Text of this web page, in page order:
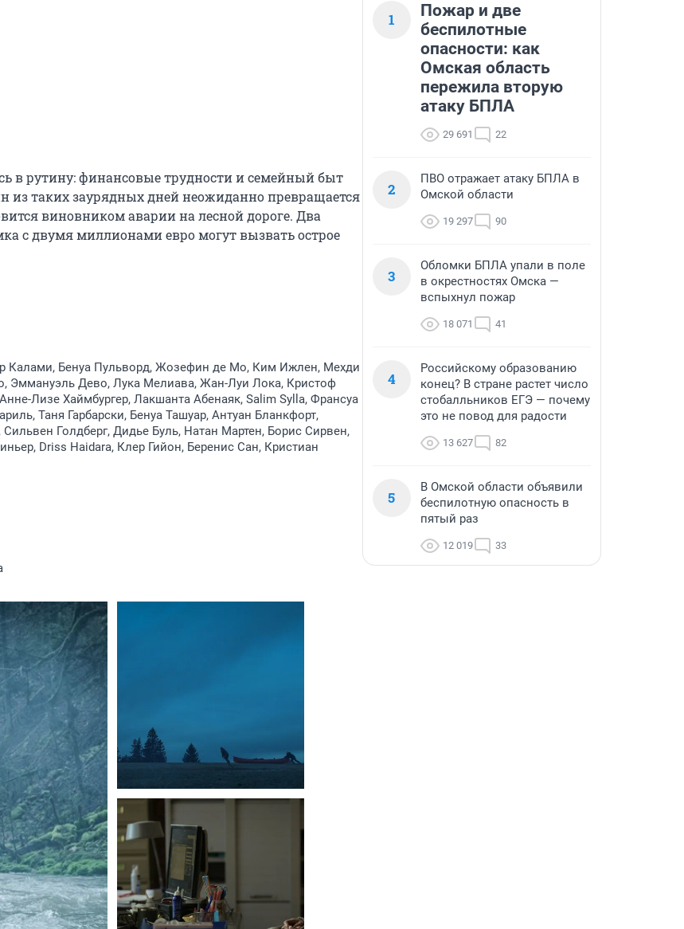
в рутину: финансовые трудности и семейный быт
из таких заурядных дней неожиданно превращается
виновником аварии на лесной дороге. Два
с двумя миллионами евро могут вызвать острое
Калами, Бенуа Пульворд, Жозефин де Мо, Ким Ижлен, Мехди
Эммануэль Дево, Лука Мелиава, Жан-Луи Лока, Кристоф
Лизе Хаймбургер, Лакшанта Абенаяк, Salim Sylla, Франсуа
Таня Гарбарски, Бенуа Ташуар, Антуан Бланкфорт,
Голдберг, Дидье Буль, Натан Мартен, Борис Сирвен,
Driss Haidara, Клер Гийон, Беренис Сан, Кристиан
1
Пожар и две
беспилотные
опасности: как
Омская область
пережила вторую
атаку БПЛА
29 691 22
2
ПВО отражает атаку БПЛА в
Омской области
19 297 90
3
Обломки БПЛА упали в поле
в окрестностях Омска —
вспыхнул пожар
18 071 41
4
Российскому образованию
конец? В стране растет число
стобалльников ЕГЭ — почему
это не повод для радости
13 627 82
5
В Омской области объявили
беспилотную опасность в
пятый раз
12 019 33